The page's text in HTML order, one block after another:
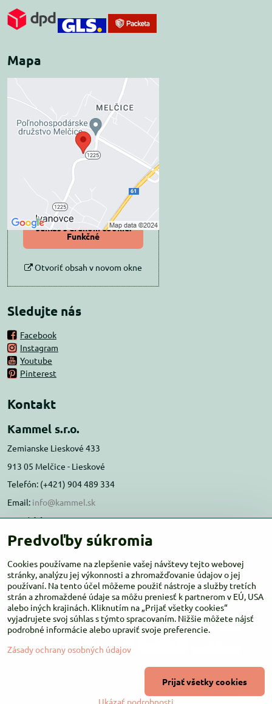
Mapa
Externý obsah je
blokovaný Voľbami
súkromia
Prajete si načítať externý obsah?
Povoliť tentokrát
Povoliť a zapamätať -
súhlas s druhom cookie:
Funkčné
Otvoriť obsah v novom okne
Sledujte nás
Facebook
Instagram
Youtube
Pinterest
Kontakt
Kammel s.r.o.
Zemianske Lieskové 433
913 05 Melčice - Lieskové
Telefón: (+421) 904 489 334
Email: info@kammel.sk
Prevádzka:
Administratívna budova PD Melčice
Otváracie hodiny:PO-ŠT 8:00 - 16:00
PIA-NE Zatvorené
Copyright
Zásady ochrany osobných údajov
Predvoľby súkromia
Cookies používame na zlepšenie vašej návštevy tejto webovej
stránky, analýzu jej výkonnosti a zhromažďovanie údajov o jej
používaní. Na tento účel môžeme použiť nástroje a služby tretích
strán a zhromaždené údaje sa môžu preniesť k partnerom v EÚ, USA
alebo iných krajinách. Kliknutím na „Prijať všetky cookies“
vyjadrujete svoj súhlas s týmto spracovaním. Nižšie môžete nájsť
podrobné informácie alebo upraviť svoje preferencie.
Zásady ochrany osobných údajov
Ukázať podrobnosti
Prijať všetky cookies